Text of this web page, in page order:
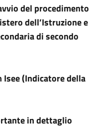
del procedimento
dell’Istruzione e
di secondo
(Indicatore della
in dettaglio